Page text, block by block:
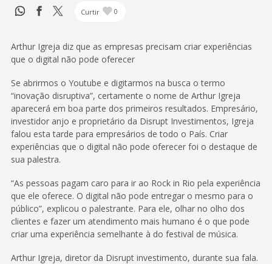
Curtir 0
Arthur Igreja diz que as empresas precisam criar experiências
que o digital não pode oferecer
Se abrirmos o Youtube e digitarmos na busca o termo
“inovação disruptiva”, certamente o nome de Arthur Igreja
aparecerá em boa parte dos primeiros resultados. Empresário,
investidor anjo e proprietário da Disrupt Investimentos, Igreja
falou esta tarde para empresários de todo o País. Criar
experiências que o digital não pode oferecer foi o destaque de
sua palestra.
“As pessoas pagam caro para ir ao Rock in Rio pela experiência
que ele oferece. O digital não pode entregar o mesmo para o
público”, explicou o palestrante. Para ele, olhar no olho dos
clientes e fazer um atendimento mais humano é o que pode
criar uma experiência semelhante à do festival de música.
Arthur Igreja, diretor da Disrupt investimento, durante sua fala.